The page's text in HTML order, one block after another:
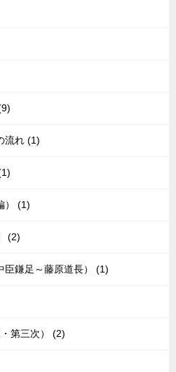
流れ (1)
） (1)
(2)
臣鎌足～藤原道長） (1)
第三次） (2)